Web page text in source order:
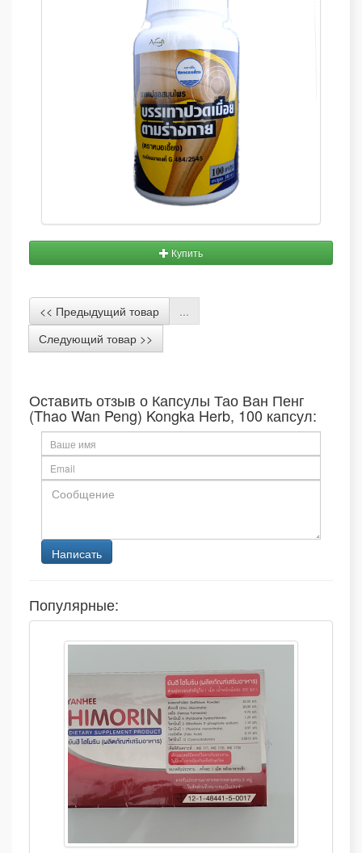
Купить
<< Предыдущий товар
...
Следующий товар >>
Оставить отзыв о Капсулы Тао Ван Пенг
(Thao Wan Peng) Kongka Herb, 100 капсул:
Популярные: